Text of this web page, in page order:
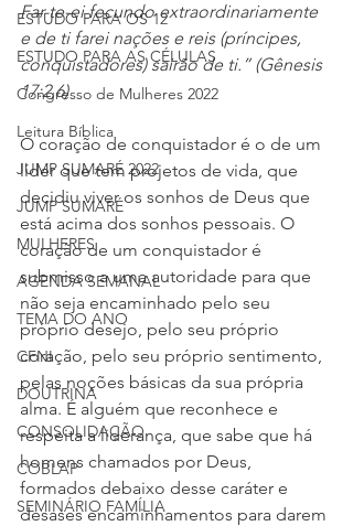
ESTUDO PARA OS 12
ESTUDO PARA AS CÉLULAS
Congresso de Mulheres 2022
Leitura Bíblica
JUMP SUMARÉ 2022
JUMP SUMARÉ
MULHERES
AGENDA SEMANAL
TEMA DO ANO
CFNI
DOUTRINA
CONSOLIDAÇÃO
COBLAP
SEMINÁRIO FAMÍLIA
Far-te-ei fecundo extraordinariamente
e de ti farei nações e reis (príncipes,
conquistadores) sairão de ti.” (Gênesis
17:2,6)
O coração de conquistador é o de um
líder que tem projetos de vida, que
decidiu viver os sonhos de Deus que
está acima dos sonhos pessoais. O
coração de um conquistador é
submisso a uma autoridade para que
não seja encaminhado pelo seu
próprio desejo, pelo seu próprio
coração, pelo seu próprio sentimento,
pelas noções básicas da sua própria
alma. É alguém que reconhece e
respeita a liderança, que sabe que há
homens chamados por Deus,
formados debaixo desse caráter e
desases encaminhamentos para darem